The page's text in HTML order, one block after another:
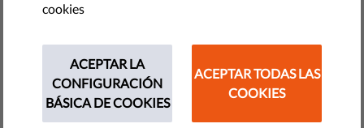
La situación de los refugiados no es solo la cuestión política
será, una cuestión humana. Para celebrar el Día Mundial de
los Refugiados, Italia llevará a cabo una serie de eventos en
todo el país.
cookies
ACEPTAR LA
CONFIGURACIÓN
BÁSICA DE COOKIES
ACEPTAR TODAS LAS
COOKIES